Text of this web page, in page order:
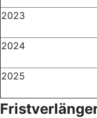
2023
2024
2025